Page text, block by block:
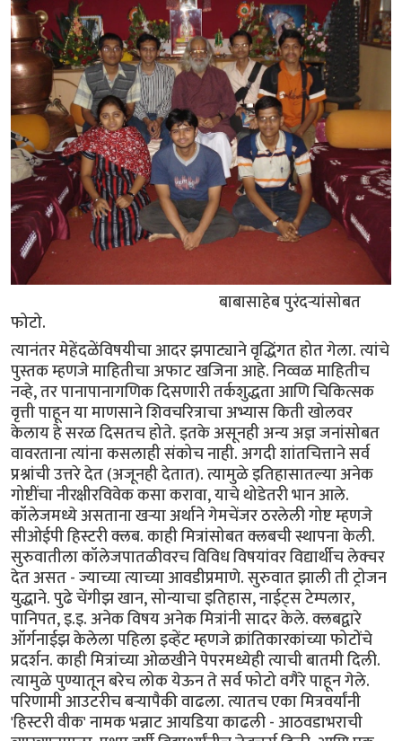
बाबासाहेब पुरंदर्‍यांसोबत
फोटो.
त्यानंतर मेहेंदळेंविषयीचा आदर झपाट्याने वृद्धिंगत होत गेला. त्यांचे
पुस्तक म्हणजे माहितीचा अफाट खजिना आहे. निव्वळ माहितीच
नव्हे, तर पानापानागणिक दिसणारी तर्कशुद्धता आणि चिकित्सक
वृत्ती पाहून या माणसाने शिवचरित्राचा अभ्यास किती खोलवर
केलाय हे सरळ दिसतच होते. इतके असूनही अन्य अज्ञ जनांसोबत
वावरताना त्यांना कसलाही संकोच नाही. अगदी शांतचित्ताने सर्व
प्रश्नांची उत्तरे देत (अजूनही देतात). त्यामुळे इतिहासातल्या अनेक
गोष्टींचा नीरक्षीरविवेक कसा करावा, याचे थोडेतरी भान आले.
कॉलेजमध्ये असताना खर्‍या अर्थाने गेमचेंजर ठरलेली गोष्ट म्हणजे
सीओईपी हिस्टरी क्लब. काही मित्रांसोबत क्लबची स्थापना केली.
सुरुवातीला कॉलेजपातळीवरच विविध विषयांवर विद्यार्थीच लेक्चर
देत असत - ज्याच्या त्याच्या आवडीप्रमाणे. सुरुवात झाली ती ट्रोजन
युद्धाने. पुढे चेंगीझ खान, सोन्याचा इतिहास, नाईट्स टेम्पलार,
पानिपत, इ.इ. अनेक विषय अनेक मित्रांनी सादर केले. क्लबद्वारे
ऑर्गनाईझ केलेला पहिला इव्हेंट म्हणजे क्रांतिकारकांच्या फोटोंचे
प्रदर्शन. काही मित्रांच्या ओळखीने पेपरमध्येही त्याची बातमी दिली.
त्यामुळे पुण्यातून बरेच लोक येऊन ते सर्व फोटो वगैरे पाहून गेले.
परिणामी आउटरीच बर्‍यापैकी वाढला. त्यातच एका मित्रवर्यांनी
'हिस्टरी वीक' नामक भन्नाट आयडिया काढली - आठवडाभराची